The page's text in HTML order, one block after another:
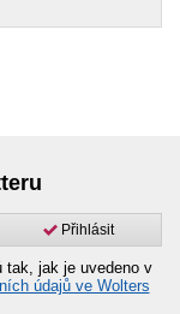
Přihlásit
tak, jak je uvedeno v
údajů ve Wolters